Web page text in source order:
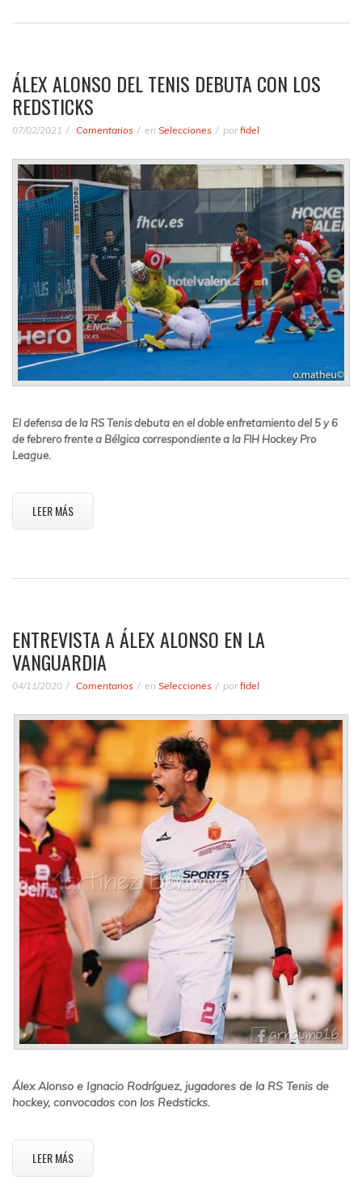
ÁLEX ALONSO DEL TENIS DEBUTA CON LOS
REDSTICKS
07/02/2021 Comentarios en Selecciones porfidel
El defensa de la RS Tenis debuta en el doble enfretamiento del 5 y 6
de febrero frente a Bélgica correspondiente a la FIH Hockey Pro
League.
LEER MÁS
ENTREVISTA A ÁLEX ALONSO EN LA
VANGUARDIA
04/11/2020 Comentarios en Selecciones porfidel
Álex Alonso e Ignacio Rodríguez, jugadores de la RS Tenis de
hockey, convocados con los Redsticks.
LEER MÁS